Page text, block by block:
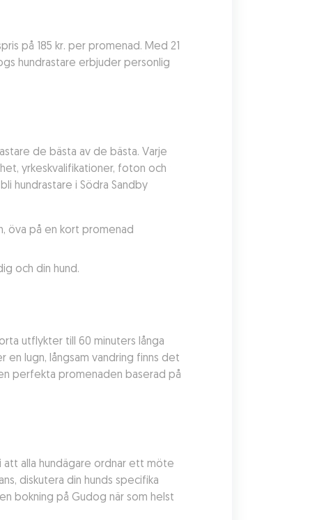
på 185 kr. per promenad. Med 21
hundrastare erbjuder personlig
de bästa av de bästa. Varje
yrkeskvalifikationer, foton och
hundrastare i Södra Sandby
öva på en kort promenad
och din hund.
utflykter till 60 minuters långa
lugn, långsam vandring finns det
perfekta promenaden baserad på
att alla hundägare ordnar ett möte
diskutera din hunds specifika
bokning på Gudog när som helst